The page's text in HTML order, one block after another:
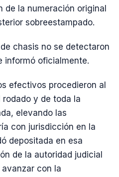
de la numeración original
sobreestampado.
chasis no se detectaron
informó oficialmente.
efectivos procedieron al
y de toda la
elevando las
con jurisdicción en la
depositada en esa
de la autoridad judicial
con la